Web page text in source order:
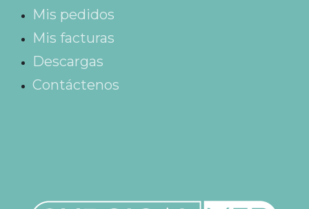
Mis pedidos
Mis facturas
Descargas
Contáctenos